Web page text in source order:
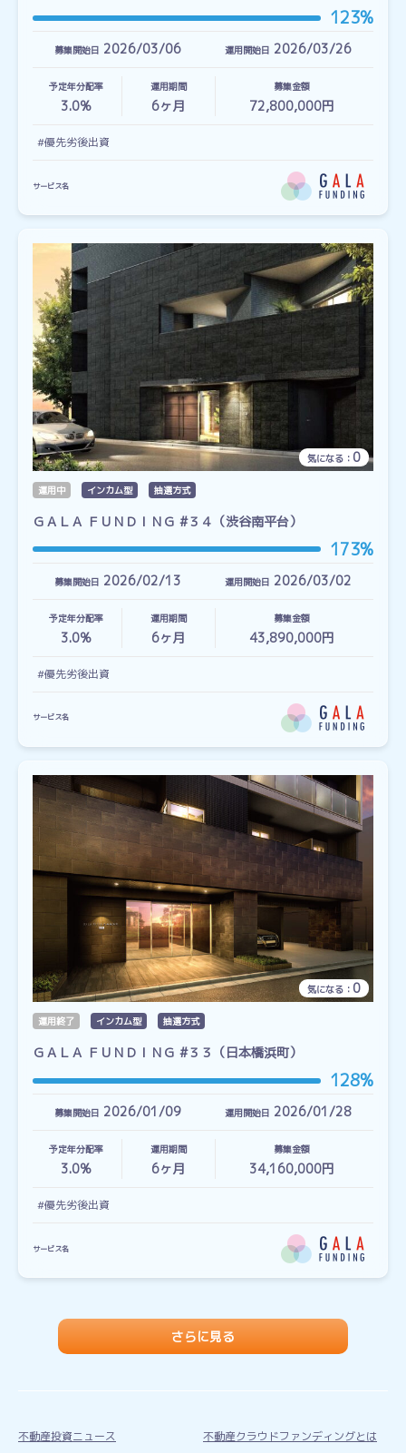
123%
募集開始日 2026/03/06 運用開始日 2026/03/26
予定年分配率
3.0%
運用期間
6ヶ月
募集金額
72,800,000円
#優先劣後出資
サービス名
気になる： 0
運用中 インカム型 抽選方式
ＧＡＬＡ ＦＵＮＤＩＮＧ #３４（渋谷南平台）
173%
募集開始日 2026/02/13 運用開始日 2026/03/02
予定年分配率
3.0%
運用期間
6ヶ月
募集金額
43,890,000円
#優先劣後出資
サービス名
気になる： 0
運用終了 インカム型 抽選方式
ＧＡＬＡ ＦＵＮＤＩＮＧ #３３（日本橋浜町）
128%
募集開始日 2026/01/09 運用開始日 2026/01/28
予定年分配率
3.0%
運用期間
6ヶ月
募集金額
34,160,000円
#優先劣後出資
サービス名
さらに見る
不動産投資ニュース 不動産クラウドファンディングとは